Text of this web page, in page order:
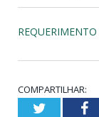
COMPARTILHAR:
Twitter